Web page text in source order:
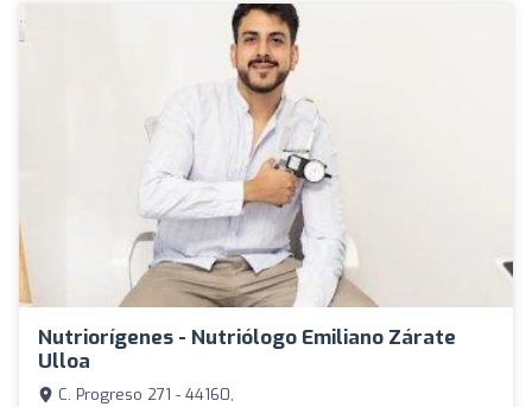
Nutriorígenes - Nutriólogo Emiliano Zárate
Ulloa
C. Progreso 271 - 44160,